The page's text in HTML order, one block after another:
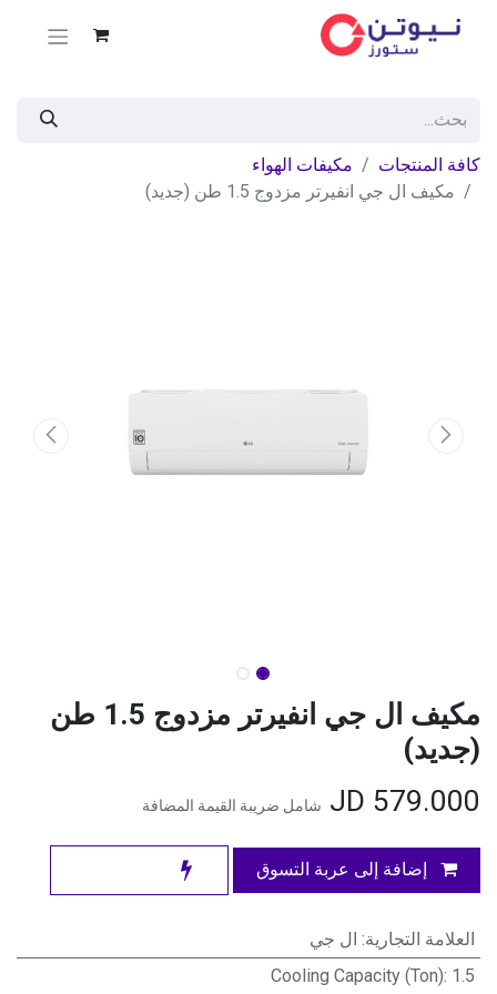
كافة المنتجات
مكيفات الهواء
مكيف ال جي انفيرتر مزدوج 1.5 طن (جديد)
مكيف ال جي انفيرتر مزدوج 1.5 طن
(جديد)
579.000
شامل ضريبة القيمة المضافة
إضافة إلى عربة التسوق
العلامة التجارية: ال جي
Cooling Capacity (Ton): 1.5